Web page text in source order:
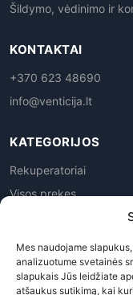
Mes naudojame
analizuotume svetainės
slapukais Jūs leidžiate
atšaukus sutikimą, kai
Šildymo, vėdinimo ir
KONTAKTAI
+370 623 48690
info@venticija.lt
KATEGORIJOS
Rekuperatoriai
Visos prekes